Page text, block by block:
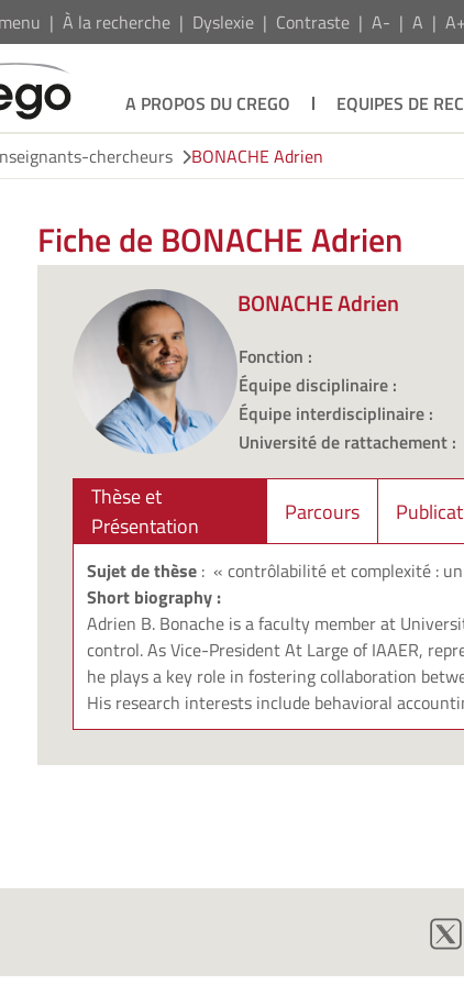
À la recherche Dyslexie Contraste A- A A+
A PROPOS DU CREGO EQUIPES DE
chercheurs BONACHE Adrien
Fiche de BONACHE Adrien
BONACHE Adrien
Fonction :
Équipe disciplinaire :
Équipe interdisciplinaire :
Université de rattachement :
Thèse et
Présentation
Parcours
Sujet de thèse : « contrôlabilité et complexité :
Short biography :
Adrien B. Bonache is a faculty member at
control. As Vice-President At Large of IAAER,
he plays a key role in fostering collaboration
His research interests include behavioral